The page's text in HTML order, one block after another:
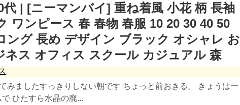
代 | [ニーマンバイ] 重ね着風 小花 柄 長袖
ワンピース 春 春物 春服 10 20 30 40 50
ング 長め デザイン ブラック オシャレ お
ネス オフィス スクール カジュアル 森
みましたすっきりしない朝です ちょっと前おきる。 きょうは一
ひたすら水晶の廃...